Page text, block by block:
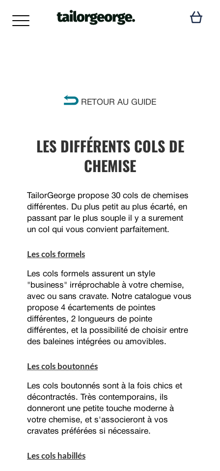
RETOUR AU GUIDE
LES DIFFÉRENTS COLS DE
CHEMISE
TailorGeorge propose 30 cols de chemises
différentes. Du plus petit au plus écarté, en
passant par le plus souple il y a surement
un col qui vous convient parfaitement.
Les cols formels
Les cols formels assurent un style
"business" irréprochable à votre chemise,
avec ou sans cravate. Notre catalogue vous
propose 4 écartements de pointes
différentes, 2 longueurs de pointe
différentes, et la possibilité de choisir entre
des baleines intégrées ou amovibles.
Les cols boutonnés
Les cols boutonnés sont à la fois chics et
décontractés. Très contemporains, ils
donneront une petite touche moderne à
votre chemise, et s'associeront à vos
cravates préférées si nécessaire.
Les cols habillés